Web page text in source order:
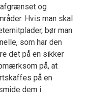
afgrænset og
Hvis man skal
bør man
som har den
det på en sikker
på, at
på en
dem i